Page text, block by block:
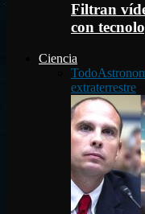
Filtran
con
Ciencia
Todo
extraterrestre